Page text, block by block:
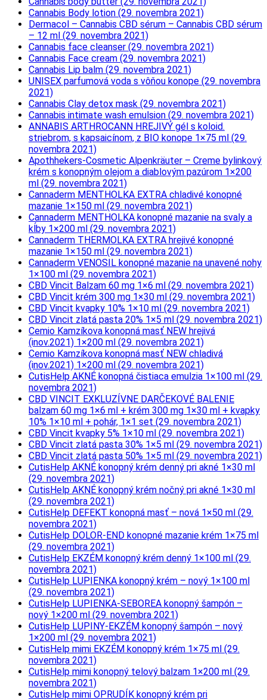
Cannabis Body lotion (29. novembra 2021)
Dermacol – Cannabis CBD sérum – Cannabis CBD sérum
– 12 ml (29. novembra 2021)
Cannabis face cleanser (29. novembra 2021)
Cannabis Face cream (29. novembra 2021)
Cannabis Lip balm (29. novembra 2021)
UNISEX parfumová voda s vôňou konope (29. novembra
2021)
Cannabis Clay detox mask (29. novembra 2021)
Cannabis intimate wash emulsion (29. novembra 2021)
ANNABIS ARTHROCANN HREJIVÝ gél s koloid.
striebrom, s kapsaicínom, z BIO konope 1×75 ml (29.
novembra 2021)
Apothhekers-Cosmetic Alpenkräuter – Creme bylinkový
krém s konopným olejom a diablovým pazúrom 1×200
ml (29. novembra 2021)
Cannaderm MENTHOLKA EXTRA chladivé konopné
mazanie 1×150 ml (29. novembra 2021)
Cannaderm MENTHOLKA konopné mazanie na svaly a
kĺby 1×200 ml (29. novembra 2021)
Cannaderm THERMOLKA EXTRA hrejivé konopné
mazanie 1×150 ml (29. novembra 2021)
Cannaderm VENOSIL konopné mazanie na unavené nohy
1×100 ml (29. novembra 2021)
CBD Vincit Balzam 60 mg 1×6 ml (29. novembra 2021)
CBD Vincit krém 300 mg 1×30 ml (29. novembra 2021)
CBD Vincit kvapky 10% 1×10 ml (29. novembra 2021)
CBD Vincit zlatá pasta 20% 1×5 ml (29. novembra 2021)
Cemio Kamzíkova konopná masť NEW hrejivá
(inov.2021) 1×200 ml (29. novembra 2021)
Cemio Kamzíkova konopná masť NEW chladivá
(inov.2021) 1×200 ml (29. novembra 2021)
CutisHelp AKNÉ konopná čistiaca emulzia 1×100 ml (29.
novembra 2021)
CBD VINCIT EXKLUZÍVNE DARČEKOVÉ BALENIE
balzam 60 mg 1×6 ml + krém 300 mg 1×30 ml + kvapky
10% 1×10 ml + pohár, 1×1 set (29. novembra 2021)
CBD Vincit kvapky 5% 1×10 ml (29. novembra 2021)
CBD Vincit zlatá pasta 30% 1×5 ml (29. novembra 2021)
CBD Vincit zlatá pasta 50% 1×5 ml (29. novembra 2021)
CutisHelp AKNÉ konopný krém denný pri akné 1×30 ml
(29. novembra 2021)
CutisHelp AKNÉ konopný krém nočný pri akné 1×30 ml
(29. novembra 2021)
CutisHelp DEFEKT konopná masť – nová 1×50 ml (29.
novembra 2021)
CutisHelp DOLOR-END konopné mazanie krém 1×75 ml
(29. novembra 2021)
CutisHelp EKZÉM konopný krém denný 1×100 ml (29.
novembra 2021)
CutisHelp LUPIENKA konopný krém – nový 1×100 ml
(29. novembra 2021)
CutisHelp LUPIENKA-SEBOREA konopný šampón –
nový 1×200 ml (29. novembra 2021)
CutisHelp LUPINY-EKZÉM konopný šampón – nový
1×200 ml (29. novembra 2021)
CutisHelp mimi EKZÉM konopný krém 1×75 ml (29.
novembra 2021)
CutisHelp mimi konopný telový balzam 1×200 ml (29.
novembra 2021)
CutisHelp mimi OPRUDÍK konopný krém pri